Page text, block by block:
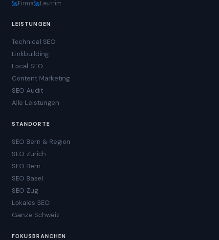
Firma Leutrim
LEISTUNGEN
Technical SEO
Linkbuilding
Local SEO
Content Marketing
SEO Audit
Alle Leistungen
STANDORTE
SEO Bern & Region
SEO Zürich
SEO Bern
SEO Basel
SEO Zug
Lokales SEO
Ganze Schweiz
FOKUSBRANCHEN